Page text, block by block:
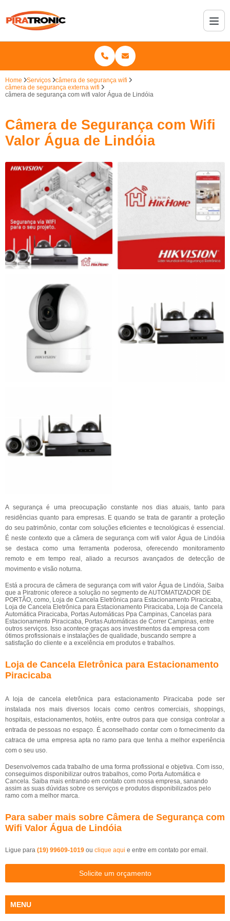
Home Serviços
câmera de segurança wifi
câmera de segurança externa wifi
câmera de segurança com wifi valor Água de Lindóia
Câmera de Segurança com Wifi
Valor Água de Lindóia
A segurança é uma preocupação constante nos dias atuais, tanto para
residências quanto para empresas. E quando se trata de garantir a proteção
do seu patrimônio, contar com soluções eficientes e tecnológicas é essencial.
É neste contexto que a câmera de segurança com wifi valor Água de Lindóia
se destaca como uma ferramenta poderosa, oferecendo monitoramento
remoto e em tempo real, aliado a recursos avançados de detecção de
movimento e visão noturna.
Está a procura de câmera de segurança com wifi valor Água de Lindóia, Saiba
que a Piratronic oferece a solução no segmento de AUTOMATIZADOR DE
PORTÃO, como, Loja de Cancela Eletrônica para Estacionamento Piracicaba,
Loja de Cancela Eletrônica para Estacionamento Piracicaba, Loja de Cancela
Automática Piracicaba, Portas Automáticas Ppa Campinas, Cancelas para
Estacionamento Piracicaba, Portas Automáticas de Correr Campinas, entre
outros serviços. Isso acontece graças aos investimentos da empresa com
ótimos profissionais e instalações de qualidade, buscando sempre a
satisfação do cliente e a excelência em produtos e trabalhos.
Loja de Cancela Eletrônica para Estacionamento
Piracicaba
A loja de cancela eletrônica para estacionamento Piracicaba pode ser
instalada nos mais diversos locais como centros comerciais, shoppings,
hospitais, estacionamentos, hotéis, entre outros para que consiga controlar a
entrada de pessoas no espaço. É aconselhado contar com o fornecimento da
catraca de uma empresa apta no ramo para que tenha a melhor experiência
com o seu uso.
Desenvolvemos cada trabalho de uma forma profissional e objetiva. Com isso,
conseguimos disponibilizar outros trabalhos, como Porta Automática e
Cancela. Saiba mais entrando em contato com nossa empresa, sanando
assim as suas dúvidas sobre os serviços e produtos disponibilizados pelo
ramo com a melhor marca.
Para saber mais sobre Câmera de Segurança com
Wifi Valor Água de Lindóia
Ligue para (19) 99609-1019 ou clique aqui e entre em contato por email.
Solicite um orçamento
MENU